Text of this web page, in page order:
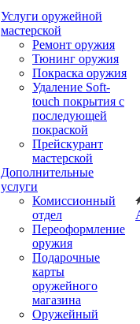
Услуги оружейной
мастерской
Ремонт оружия
Тюнинг оружия
Покраска оружия
Удаление Soft-
touch покрытия с
последующей
покраской
Прейскурант
мастерской
Дополнительные
услуги
Комиссионный
отдел
Переоформление
оружия
Подарочные
карты
оружейного
магазина
Оружейный